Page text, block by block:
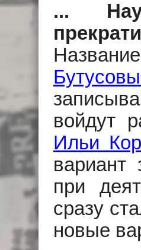
...
войдут
Ильи
вариант
при
сразу
новые